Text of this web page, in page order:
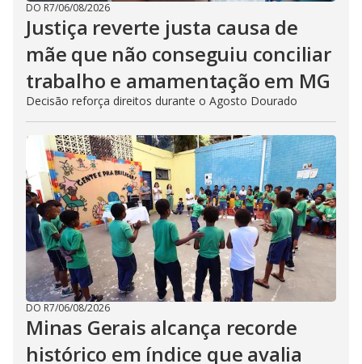
DO R7/06/08/2026
Justiça reverte justa causa de
mãe que não conseguiu conciliar
trabalho e amamentação em MG
Decisão reforça direitos durante o Agosto Dourado
DO R7/06/08/2026
Minas Gerais alcança recorde
histórico em índice que avalia